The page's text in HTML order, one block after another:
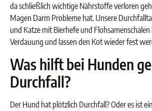
da schließlich wichtige Nährstoffe verloren
Magen Darm Probleme hat. Unsere
und Katze mit Bierhefe und
Verdauung und lassen den Kot wieder fest
Was hilft bei Hunden
Durchfall?
Der Hund hat plötzlich Durchfall? Oder es ist